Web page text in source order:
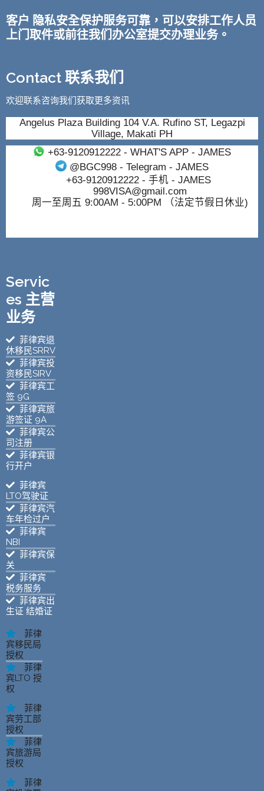
客户 隐私安全保护服务可靠，可以安排工作人员
上门取件或前往我们办公室提交办理业务。
Contact 联系我们
欢迎联系咨询我们获取更多资讯
Angelus Plaza Building 104 V.A. Rufino ST, Legazpi
Village, Makati PH
+63-9120912222- WHAT'S APP - JAMES
@BGC998 - Telegram - JAMES
+63-9120912222- 手机 - JAMES
998VISA@gmail.com
周一至周五 9:00AM - 5:00PM （法定节假日休业)
Servic
es 主营
业务
菲律宾退
休移民SRRV
菲律宾投
资移民SIRV
菲律宾工
签 9G
菲律宾旅
游签证 9A
菲律宾公
司注册
菲律宾银
行开户
菲律宾
LTO驾驶证
菲律宾汽
车年检过户
菲律宾
NBI
菲律宾保
关
菲律宾
税务服务
菲律宾出
生证 结婚证
菲律
宾移民局
授权
菲律
宾LTO 授
权
菲律
宾劳工部
授权
菲律
宾旅游局
授权
菲律